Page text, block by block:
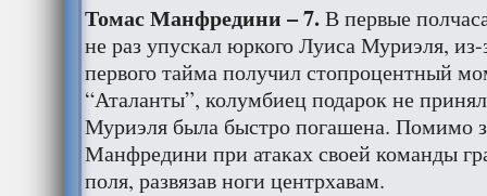
Томас Манфредини – 7.В первые
не раз упускал юркого Луиса Муриэля, из-
первого тайма получил стопроцентный
“Аталанты”, колумбиец подарок не
Муриэля была быстро погашена. Помимо
Манфредини при атаках своей команды
поля, развязав ноги центрхавам.